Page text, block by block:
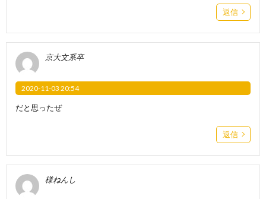
返信
京大文系卒
2020-11-03 20:54
だと思ったぜ
返信
様ねんし